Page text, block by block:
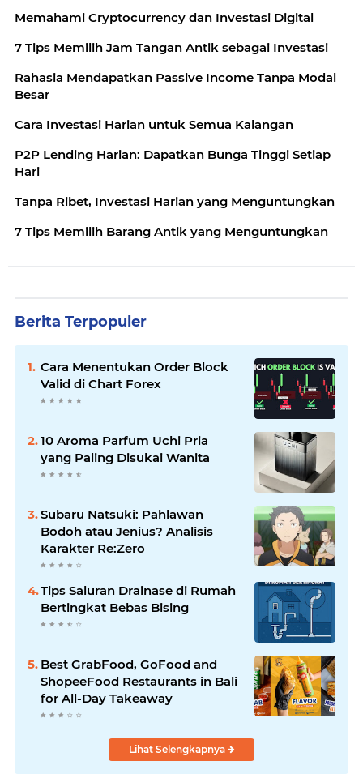
Memahami Cryptocurrency dan Investasi Digital
7 Tips Memilih Jam Tangan Antik sebagai Investasi
Rahasia Mendapatkan Passive Income Tanpa Modal
Besar
Cara Investasi Harian untuk Semua Kalangan
P2P Lending Harian: Dapatkan Bunga Tinggi Setiap
Hari
Tanpa Ribet, Investasi Harian yang Menguntungkan
7 Tips Memilih Barang Antik yang Menguntungkan
Berita Terpopuler
Cara Menentukan Order Block
Valid di Chart Forex
10 Aroma Parfum Uchi Pria
yang Paling Disukai Wanita
Subaru Natsuki: Pahlawan
Bodoh atau Jenius? Analisis
Karakter Re:Zero
Tips Saluran Drainase di Rumah
Bertingkat Bebas Bising
Best GrabFood, GoFood and
ShopeeFood Restaurants in Bali
for All-Day Takeaway
Lihat Selengkapnya